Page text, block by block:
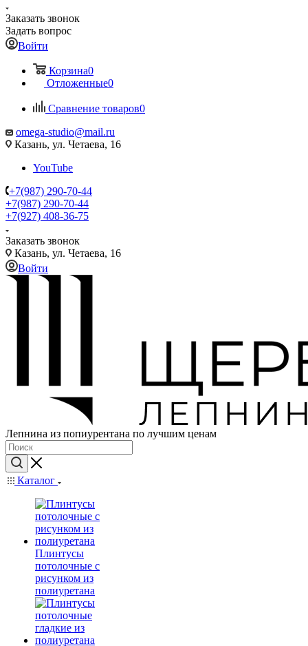
Заказать звонок
Задать вопрос
Войти
Корзина0
Отложенные0
Сравнение товаров0
omega-studio@mail.ru
Казань, ул. Четаева, 16
YouTube
+7(987) 290-70-44
+7(987) 290-70-44
+7(927) 408-36-75
Заказать звонок
Казань, ул. Четаева, 16
Войти
Лепнина из попиурентана по лучшим ценам
Каталог
Плинтусы
потолочные с
рисунком из
полиуретана